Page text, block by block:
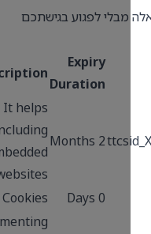
This cookie is
track your activity on
how you
Used by Google